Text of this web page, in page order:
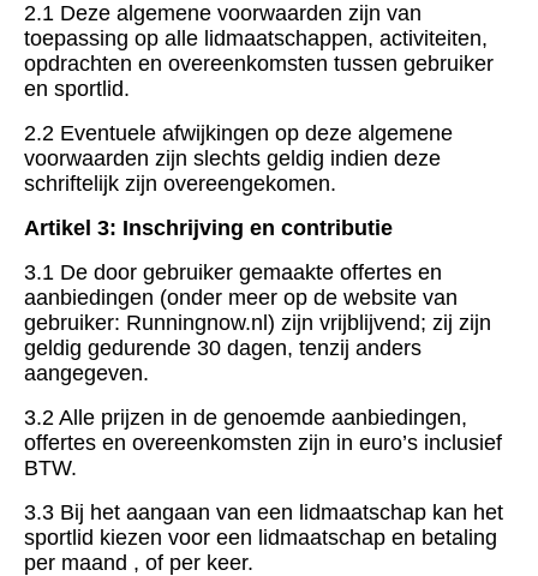
2.1 Deze algemene voorwaarden zijn van
toepassing op alle lidmaatschappen, activiteiten,
opdrachten en overeenkomsten tussen gebruiker
en sportlid.
2.2 Eventuele afwijkingen op deze algemene
voorwaarden zijn slechts geldig indien deze
schriftelijk zijn overeengekomen.
Artikel 3: Inschrijving en contributie
3.1 De door gebruiker gemaakte offertes en
aanbiedingen (onder meer op de website van
gebruiker: Runningnow.nl) zijn vrijblijvend; zij zijn
geldig gedurende 30 dagen, tenzij anders
aangegeven.
3.2 Alle prijzen in de genoemde aanbiedingen,
offertes en overeenkomsten zijn in euro’s inclusief
BTW.
3.3 Bij het aangaan van een lidmaatschap kan het
sportlid kiezen voor een lidmaatschap en betaling
per maand , of per keer.